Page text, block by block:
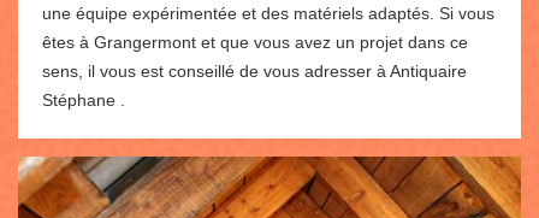
une équipe expérimentée et des matériels adaptés. Si vous
êtes à Grangermont et que vous avez un projet dans ce
sens, il vous est conseillé de vous adresser à Antiquaire
Stéphane .